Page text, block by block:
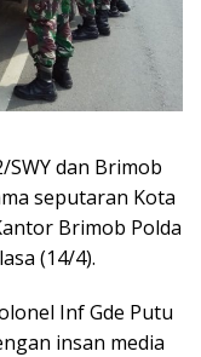
dan Brimob
seputaran Kota
Brimob Polda
(14/4).
Inf Gde Putu
insan media